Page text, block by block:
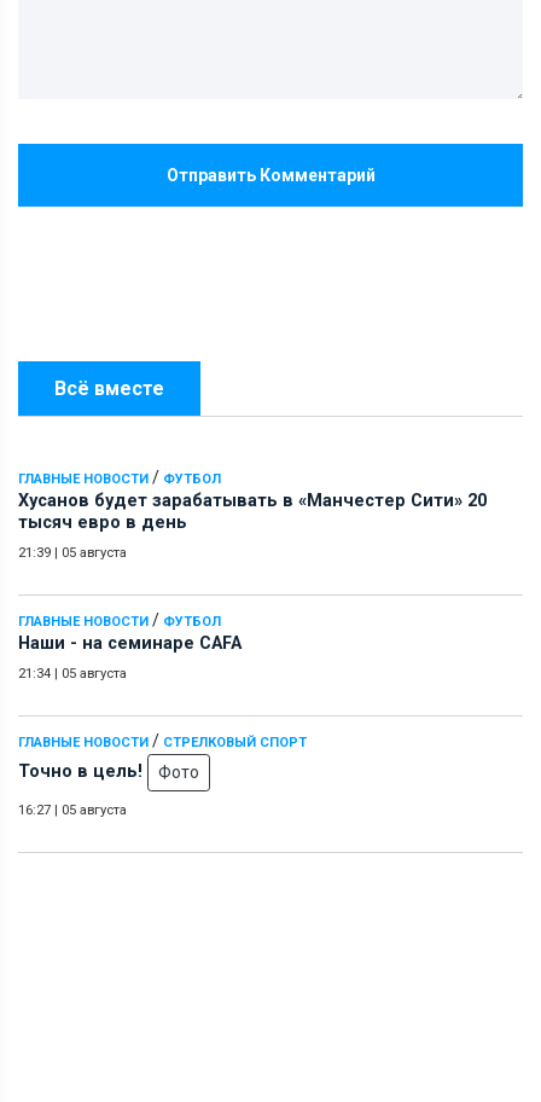
Всё вместе
ГЛАВНЫЕ НОВОСТИ / ФУТБОЛ
Хусанов будет зарабатывать в «Манчестер Сити» 20
тысяч евро в день
21:39 | 05 августа
ГЛАВНЫЕ НОВОСТИ / ФУТБОЛ
Наши - на семинаре СAFA
21:34 | 05 августа
ГЛАВНЫЕ НОВОСТИ / СТРЕЛКОВЫЙ СПОРТ
Точно в цель! Фото
16:27 | 05 августа
Отправить Комментарий